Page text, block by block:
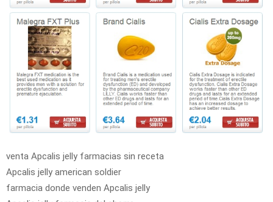
venta Apcalis jelly farmacias sin receta
Apcalis jelly american soldier
farmacia donde venden Apcalis jelly